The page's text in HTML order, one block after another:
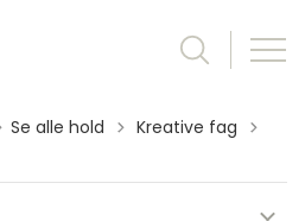
Se alle hold Tilbage til
Kreative fag